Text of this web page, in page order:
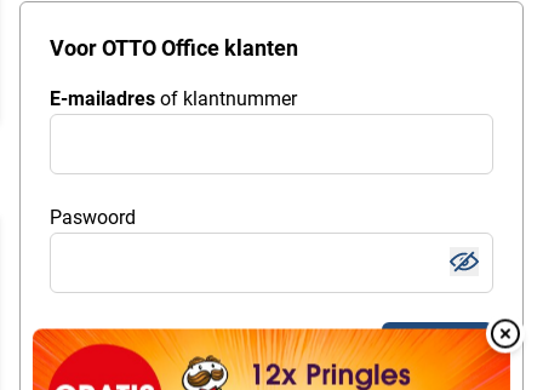
Overlay
Voor OTTO Office klanten
E-mailadres of klantnummer
Paswoord
gebruiker merken Openen